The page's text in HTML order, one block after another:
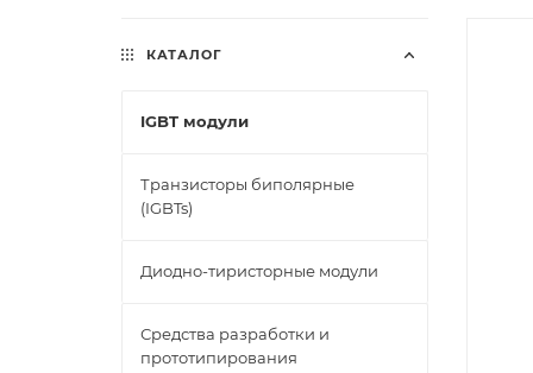
КАТАЛОГ
IGBT модули
Транзисторы биполярные
(IGBTs)
Диодно-тиристорные модули
Средства разработки и
прототипирования